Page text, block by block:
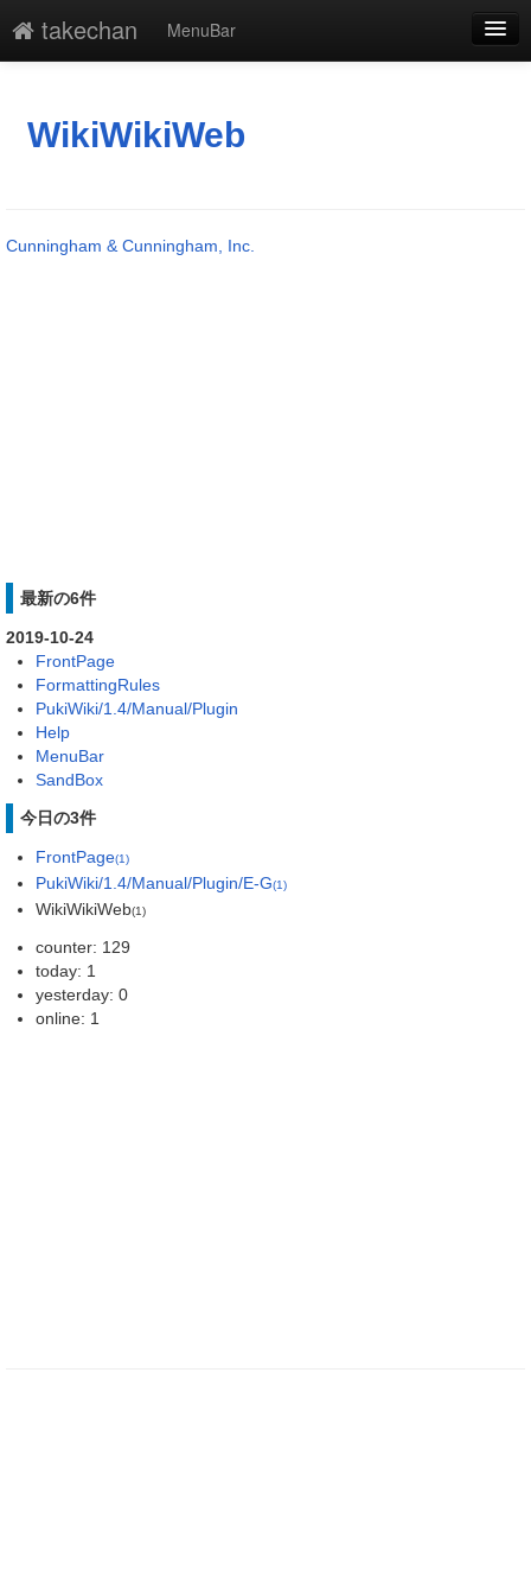
takechan
MenuBar
添付
WikiWikiWeb
Cunningham & Cunningham, Inc.
最新の6件
2019-10-24
FrontPage
FormattingRules
PukiWiki/1.4/Manual/Plugin
Help
MenuBar
SandBox
今日の3件
FrontPage(1)
PukiWiki/1.4/Manual/Plugin/E-G(1)
WikiWikiWeb(1)
counter: 129
today: 1
yesterday: 0
online: 1